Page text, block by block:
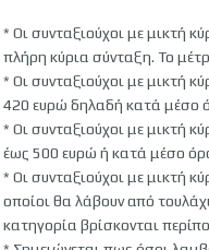
* Οι συνταξιούχοι με μικτή
πλήρη κύρια σύνταξη. Το
* Οι συνταξιούχοι με μικτή
420 ευρώ δηλαδή κατά μέσο
* Οι συνταξιούχοι με μικτή
έως 500 ευρώ ή κατά μέσο
* Οι συνταξιούχοι με μικτή
οποίοι θα λάβουν από
κατηγορία βρίσκονται